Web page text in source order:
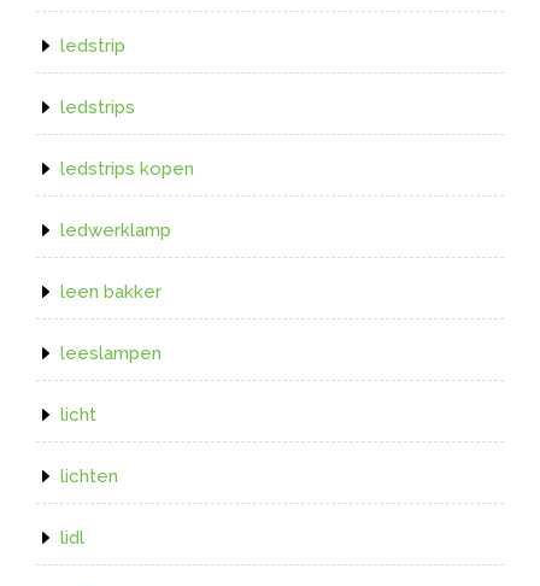
ledstrip
ledstrips
ledstrips kopen
ledwerklamp
leen bakker
leeslampen
licht
lichten
lidl